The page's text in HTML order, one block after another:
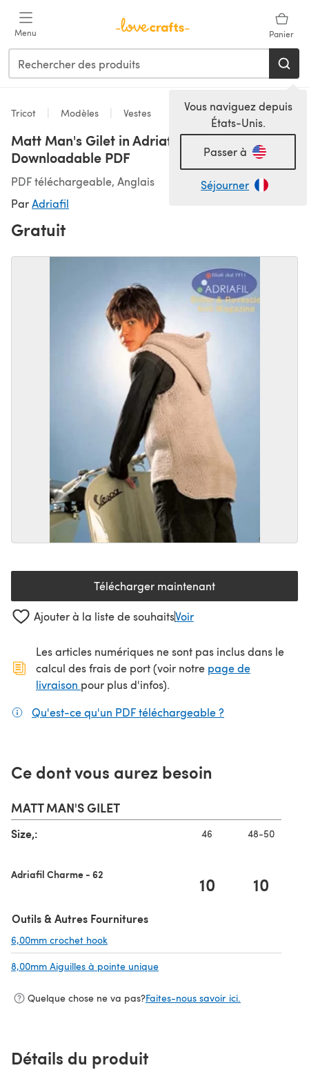
Menu Panier
Vous naviguez depuis
États-Unis.
Passer à
Séjourner
Tricot Modèles Vestes
Matt Man's Gilet in Adriafil Charme -
Downloadable PDF
PDF téléchargeable, Anglais
ParAdriafil
Gratuit
Télécharger maintenant(s'ouvre dans un nouvel
Ajouter à la liste de souhaitsVoir
Les articles numériques ne sont pas inclus dans le
calcul des frais de port (voir notre page de
livraison (s'ouvre dans un nouvel onglet)
pour plus d'infos).
Qu'est-ce qu'un PDF téléchargeable ?
Ce dont vous aurez besoin
MATT MAN'S GILET
Size,: 46 48-50
Adriafil Charme - 62 10 10
Outils & Autres Fournitures
6,00mm crochet hook
8,00mm Aiguilles à pointe unique
Quelque chose ne va pas?Faites-nous savoir ici.
Détails du produit